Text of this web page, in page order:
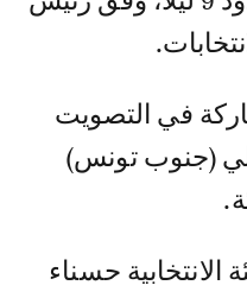
في التصويت
(جنوب تونس)
حسناء